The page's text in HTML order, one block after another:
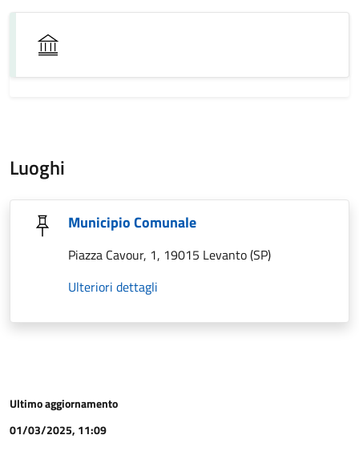
Luoghi
Municipio Comunale
Piazza Cavour, 1, 19015 Levanto (SP)
Ulteriori dettagli
Ultimo aggiornamento
01/03/2025, 11:09